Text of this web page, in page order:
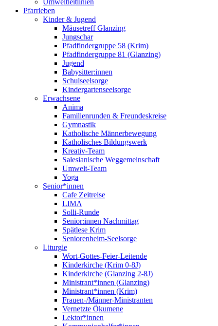
Umweltleitlinien
Pfarrleben
Kinder & Jugend
Mäusetreff Glanzing
Jungschar
Pfadfindergruppe 58 (Krim)
Pfadfindergruppe 81 (Glanzing)
Jugend
Babysitter:innen
Schulseelsorge
Kindergartenseelsorge
Erwachsene
Anima
Familienrunden & Freundeskreise
Gymnastik
Katholische Männerbewegung
Katholisches Bildungswerk
Kreativ-Team
Salesianische Weggemeinschaft
Umwelt-Team
Yoga
Senior*innen
Cafe Zeitreise
LIMA
Solli-Runde
Senior:innen Nachmittag
Spätlese Krim
Seniorenheim-Seelsorge
Liturgie
Wort-Gottes-Feier-Leitende
Kinderkirche (Krim 0-8J)
Kinderkirche (Glanzing 2-8J)
Ministrant*innen (Glanzing)
Ministrant*innen (Krim)
Frauen-/Männer-Ministranten
Vernetzte Ökumene
Lektor*innen